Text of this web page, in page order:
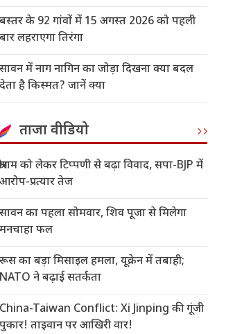
बस्तर के 92 गांवों में 15 अगस्त 2026 को पहली
बार लहराएगा तिरंगा
सावन में नाग नागिन का जोड़ा दिखना क्या बदल
देता है किस्मत? जानें क्या
ताजा वीडियो
श्रीराम को लेकर टिप्पणी से बढ़ा विवाद, सपा-BJP में
आरोप-प्रत्यार तेज
सावन का पहला सोमवार, शिव पूजा से मिलेगा
मनचाहा फल
रूस का बड़ा मिसाइल हमला, यूक्रेन में तबाही;
NATO ने बढ़ाई सतर्कता
China-Taiwan Conflict: Xi Jinping की गूंजी
पुकार! ताइवान पर आखिरी वार!